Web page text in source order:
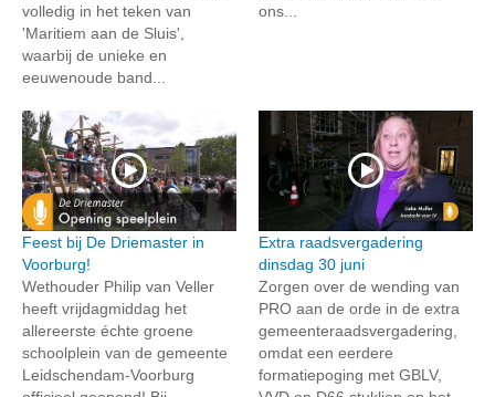
volledig in het teken van
'Maritiem aan de Sluis',
waarbij de unieke en
eeuwenoude band...
ons...
Feest bij De Driemaster in
Voorburg!
Wethouder Philip van Veller
heeft vrijdagmiddag het
allereerste échte groene
schoolplein van de gemeente
Leidschendam-Voorburg
Extra raadsvergadering
dinsdag 30 juni
Zorgen over de wending van
PRO aan de orde in de extra
gemeenteraadsvergadering,
omdat een eerdere
formatiepoging met GBLV,